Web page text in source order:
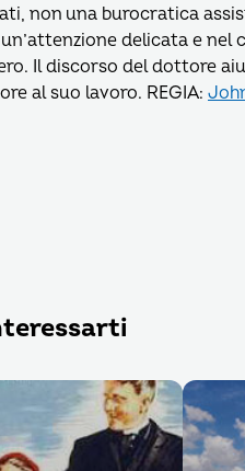
non una burocratica
delicata e
Il discorso del dottore
al suo lavoro. REGIA: